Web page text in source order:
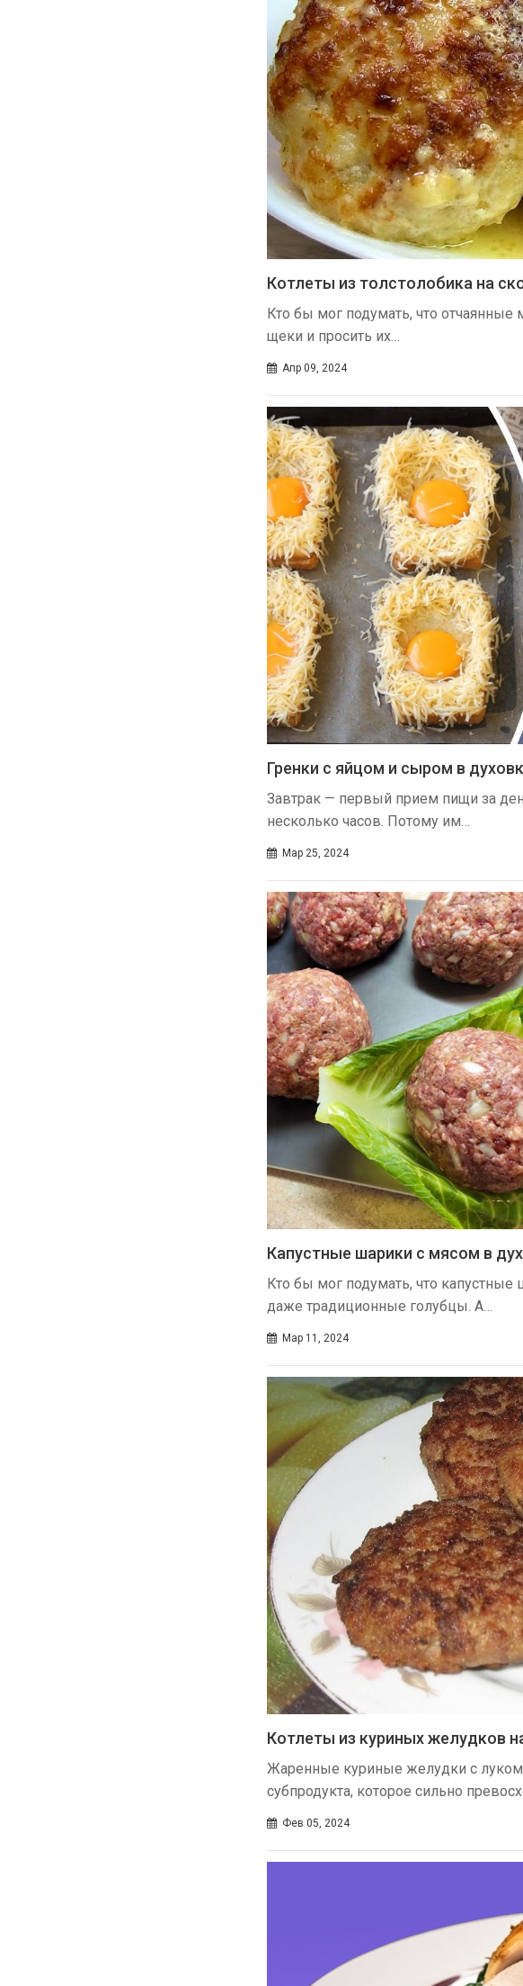
Котлеты из толстолобика на
Кто бы мог подумать, что отчаянные
щеки и просить их…
Апр 09, 2024
Гренки с яйцом и сыром в
Завтрак — первый прием пищи за
несколько часов. Потому им…
Мар 25, 2024
Капустные шарики с мясом в
Кто бы мог подумать, что
даже традиционные голубцы. А…
Мар 11, 2024
Котлеты из куриных желудков
Жаренные куриные желудки с луком
субпродукта, которое сильно
Фев 05, 2024